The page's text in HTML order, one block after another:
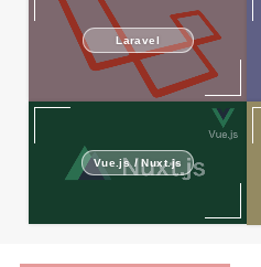
Laravel
Vue.js / Nuxt.js